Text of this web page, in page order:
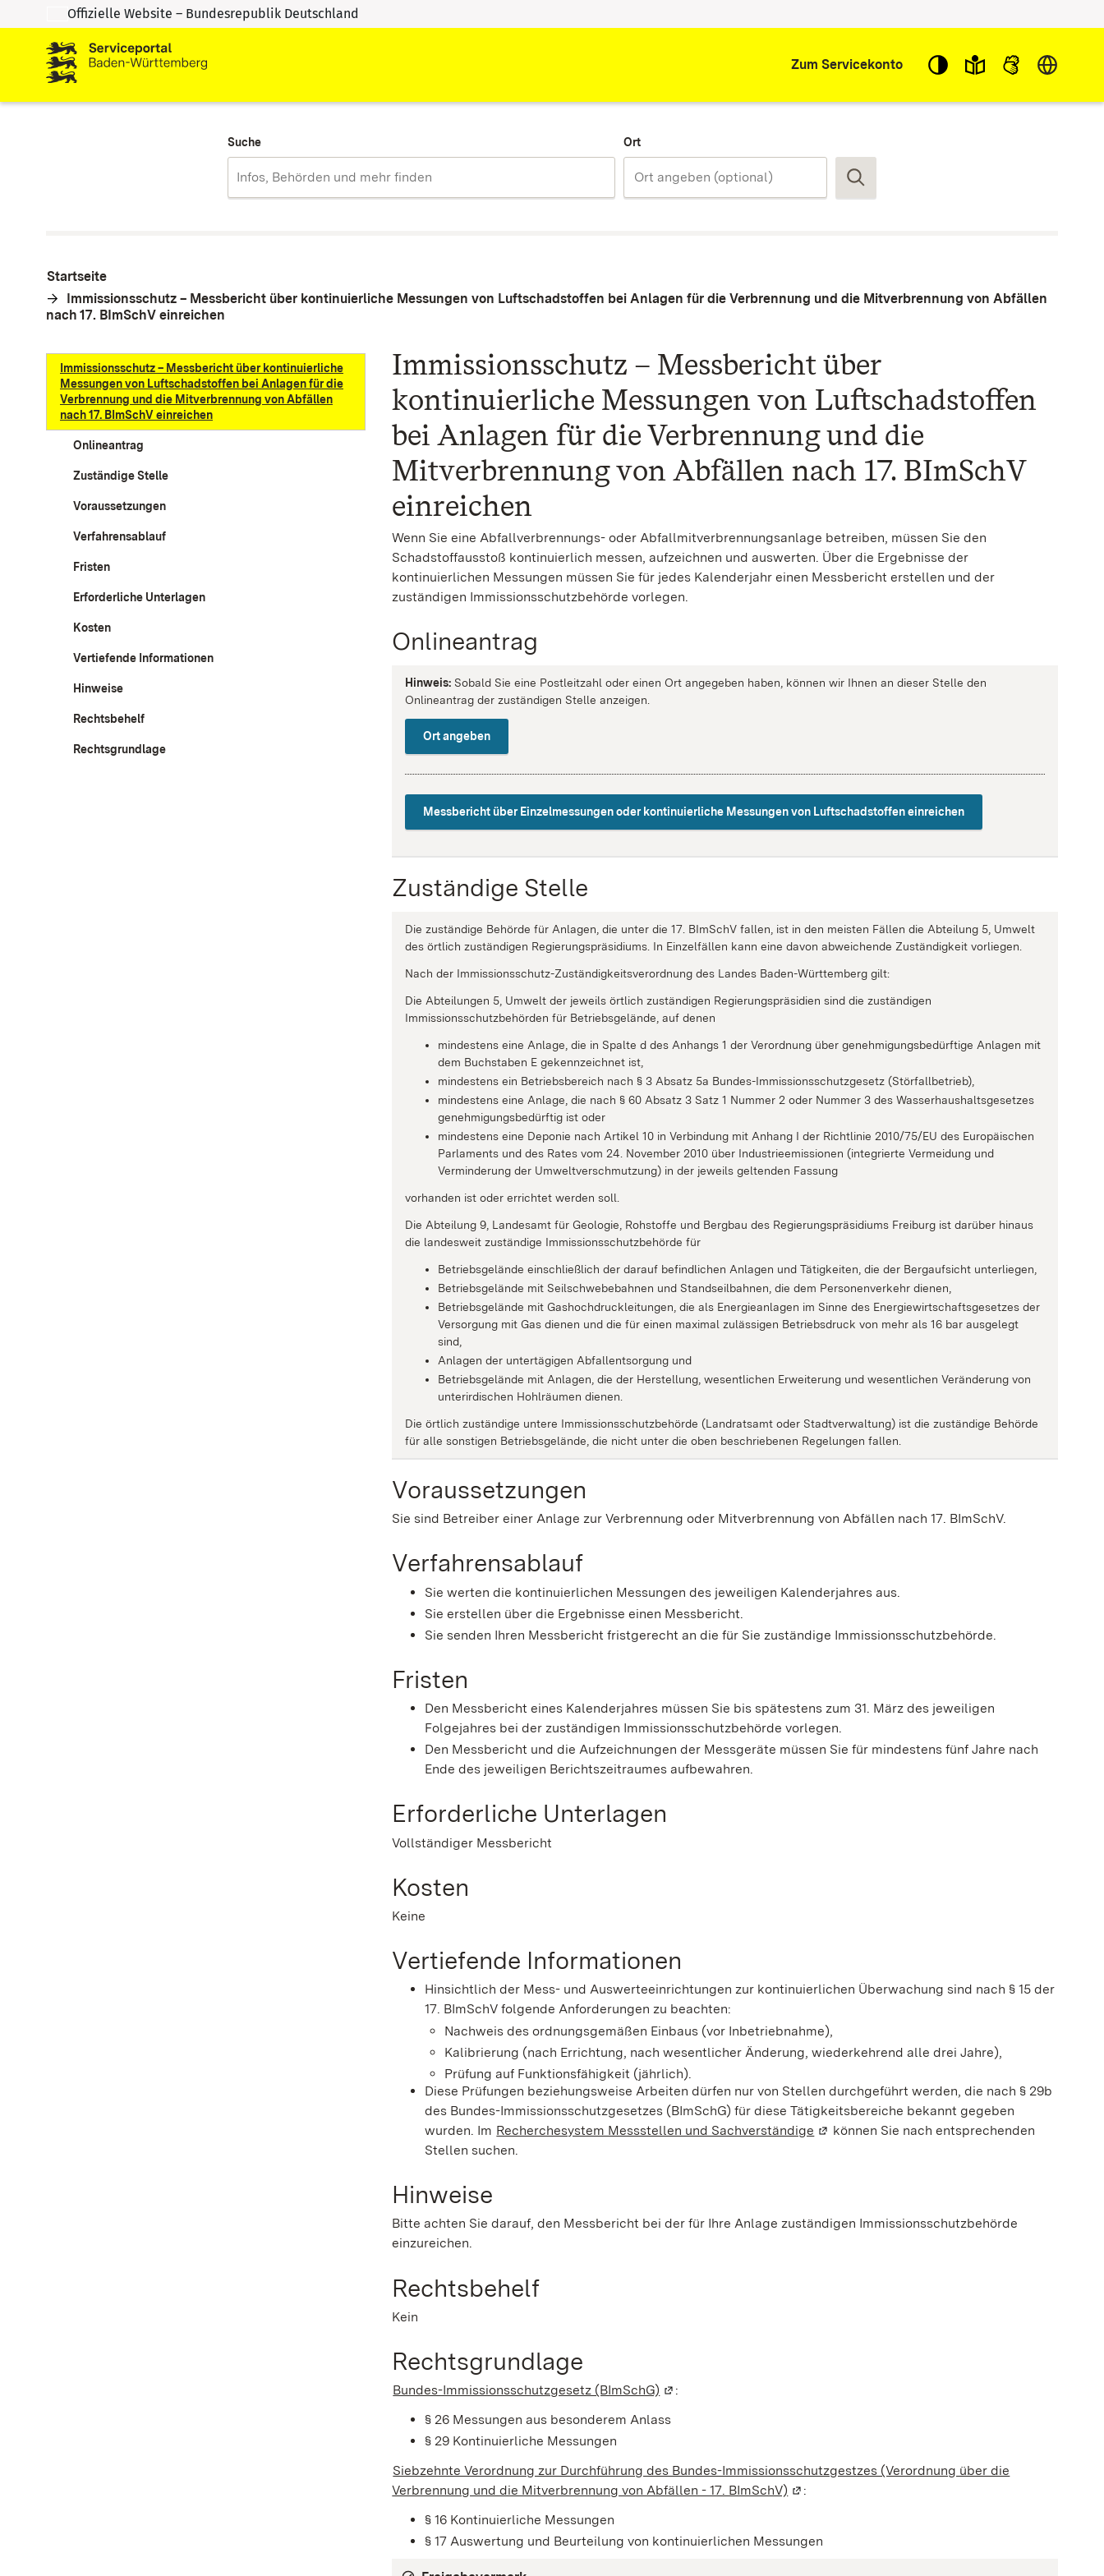
Zum Inhalt springen
Zur Suche springen
Offizielle Website – Bundesrepublik Deutschland
Zum Servicekonto Sprache
Suche Ort
Suchen
Startseite
Immissionsschutz – Messbericht über kontinuierliche Messungen von Luftschadstoffen bei Anlagen für die Verbrennung und die Mitverbrennung von Abfällen
nach 17. BImSchV einreichen
Immissionsschutz – Messbericht über kontinuierliche
Messungen von Luftschadstoffen bei Anlagen für die
Verbrennung und die Mitverbrennung von Abfällen
nach 17. BImSchV einreichen
Onlineantrag
Zuständige Stelle
Voraussetzungen
Verfahrensablauf
Fristen
Erforderliche Unterlagen
Kosten
Vertiefende Informationen
Hinweise
Rechtsbehelf
Rechtsgrundlage
Immissionsschutz – Messbericht über
kontinuierliche Messungen von Luftschadstoffen
bei Anlagen für die Verbrennung und die
Mitverbrennung von Abfällen nach 17. BImSchV
einreichen
Wenn Sie eine Abfallverbrennungs- oder Abfallmitverbrennungsanlage betreiben, müssen Sie den
Schadstoffausstoß kontinuierlich messen, aufzeichnen und auswerten. Über die Ergebnisse der
kontinuierlichen Messungen müssen Sie für jedes Kalenderjahr einen Messbericht erstellen und der
zuständigen Immissionsschutzbehörde vorlegen.
Onlineantrag
Hinweis: Sobald Sie eine Postleitzahl oder einen Ort angegeben haben, können wir Ihnen an dieser Stelle den
Onlineantrag der zuständigen Stelle anzeigen.
Ort angeben
Messbericht über Einzelmessungen oder kontinuierliche Messungen von Luftschadstoffen einreichen
Zuständige Stelle
Die zuständige Behörde für Anlagen, die unter die 17. BImSchV fallen, ist in den meisten Fällen die Abteilung 5, Umwelt
des örtlich zuständigen Regierungspräsidiums. In Einzelfällen kann eine davon abweichende Zuständigkeit vorliegen.
Nach der Immissionsschutz-Zuständigkeitsverordnung des Landes Baden-Württemberg gilt:
Die Abteilungen 5, Umwelt der jeweils örtlich zuständigen Regierungspräsidien sind die zuständigen
Immissionsschutzbehörden für Betriebsgelände, auf denen
mindestens eine Anlage, die in Spalte d des Anhangs 1 der Verordnung über genehmigungsbedürftige Anlagen mit
dem Buchstaben E gekennzeichnet ist,
mindestens ein Betriebsbereich nach § 3 Absatz 5a Bundes-Immissionsschutzgesetz (Störfallbetrieb),
mindestens eine Anlage, die nach § 60 Absatz 3 Satz 1 Nummer 2 oder Nummer 3 des Wasserhaushaltsgesetzes
genehmigungsbedürftig ist oder
mindestens eine Deponie nach Artikel 10 in Verbindung mit Anhang I der Richtlinie 2010/75/EU des Europäischen
Parlaments und des Rates vom 24. November 2010 über Industrieemissionen (integrierte Vermeidung und
Verminderung der Umweltverschmutzung) in der jeweils geltenden Fassung
vorhanden ist oder errichtet werden soll.
Die Abteilung 9, Landesamt für Geologie, Rohstoffe und Bergbau des Regierungspräsidiums Freiburg ist darüber hinaus
die landesweit zuständige Immissionsschutzbehörde für
Betriebsgelände einschließlich der darauf befindlichen Anlagen und Tätigkeiten, die der Bergaufsicht unterliegen,
Betriebsgelände mit Seilschwebebahnen und Standseilbahnen, die dem Personenverkehr dienen,
Betriebsgelände mit Gashochdruckleitungen, die als Energieanlagen im Sinne des Energiewirtschaftsgesetzes der
Versorgung mit Gas dienen und die für einen maximal zulässigen Betriebsdruck von mehr als 16 bar ausgelegt
sind,
Anlagen der untertägigen Abfallentsorgung und
Betriebsgelände mit Anlagen, die der Herstellung, wesentlichen Erweiterung und wesentlichen Veränderung von
unterirdischen Hohlräumen dienen.
Die örtlich zuständige untere Immissionsschutzbehörde (Landratsamt oder Stadtverwaltung) ist die zuständige Behörde
für alle sonstigen Betriebsgelände, die nicht unter die oben beschriebenen Regelungen fallen.
Voraussetzungen
Sie sind Betreiber einer Anlage zur Verbrennung oder Mitverbrennung von Abfällen nach 17. BImSchV.
Verfahrensablauf
Sie werten die kontinuierlichen Messungen des jeweiligen Kalenderjahres aus.
Sie erstellen über die Ergebnisse einen Messbericht.
Sie senden Ihren Messbericht fristgerecht an die für Sie zuständige Immissionsschutzbehörde.
Fristen
Den Messbericht eines Kalenderjahres müssen Sie bis spätestens zum 31. März des jeweiligen
Folgejahres bei der zuständigen Immissionsschutzbehörde vorlegen.
Den Messbericht und die Aufzeichnungen der Messgeräte müssen Sie für mindestens fünf Jahre nach
Ende des jeweiligen Berichtszeitraumes aufbewahren.
Erforderliche Unterlagen
Vollständiger Messbericht
Kosten
Keine
Vertiefende Informationen
Hinsichtlich der Mess- und Auswerteeinrichtungen zur kontinuierlichen Überwachung sind nach § 15 der
17. BImSchV folgende Anforderungen zu beachten:
Nachweis des ordnungsgemäßen Einbaus (vor Inbetriebnahme),
Kalibrierung (nach Errichtung, nach wesentlicher Änderung, wiederkehrend alle drei Jahre),
Prüfung auf Funktionsfähigkeit (jährlich).
Diese Prüfungen beziehungsweise Arbeiten dürfen nur von Stellen durchgeführt werden, die nach § 29b
des Bundes-Immissionsschutzgesetzes (BImSchG) für diese Tätigkeitsbereiche bekannt gegeben
wurden. Im Recherchesystem Messstellen und Sachverständige (Wird in einem neuen Fenster geöffnet)
können Sie nach entsprechenden
Stellen suchen.
Hinweise
Bitte achten Sie darauf, den Messbericht bei der für Ihre Anlage zuständigen Immissionsschutzbehörde
einzureichen.
Rechtsbehelf
Kein
Rechtsgrundlage
Bundes-Immissionsschutzgesetz (BImSchG) (Wird in einem neuen Fenster geöffnet)
:
§ 26 Messungen aus besonderem Anlass
§ 29 Kontinuierliche Messungen
Siebzehnte Verordnung zur Durchführung des Bundes-Immissionsschutzgestzes (Verordnung über die
Verbrennung und die Mitverbrennung von Abfällen - 17. BImSchV) (Wird in einem neuen Fenster geöffnet)
:
§ 16 Kontinuierliche Messungen
§ 17 Auswertung und Beurteilung von kontinuierlichen Messungen